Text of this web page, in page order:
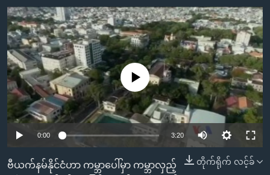
ကြည့်
ရန်
ပင်မ
အ
ညွန်း
စာမျက်နှာ
သို့
ကျော်
ကြည့်
ရန်
မကြေးမုံရဲ့ အင်္ဂလိပ်စာ
ရုပ်ရှင်ထဲက အင်္ဂလိပ်စာ
သုတပဒေသာ အင်္ဂလိပ်စာ
ရေဒီယို
တီဗွီ
ရေဒီယိုနှင့်ရုပ်သံ အချက်အလက်များ
ရေဒီယို/တီဗွီအစီအစဉ်
Learning English
ဗွီအိုအေ လူမှုကွန်ယက်များ
ဘာသာစကားများ
No media source currently available
0:00 3:20
တိုက်ရိုက် လင့်ခ်
ဗီယက်နမ်နိုင်ငံဟာ ကမ္ဘာပေါ်မှာ ကမ္ဘာလှည့်